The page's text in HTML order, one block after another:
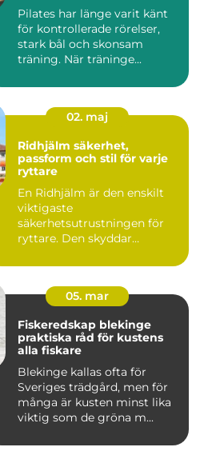
Pilates har länge varit känt
för kontrollerade rörelser,
stark bål och skonsam
träning. När träninge...
02. maj
Ridhjälm säkerhet,
passform och stil för varje
ryttare
En Ridhjälm är den enskilt
viktigaste
säkerhetsutrustningen för
ryttare. Den skyddar
05. mar
Fiskeredskap blekinge
praktiska råd för kustens
alla fiskare
Blekinge kallas ofta för
Sveriges trädgård, men för
många är kusten minst lika
viktig som de gröna m...